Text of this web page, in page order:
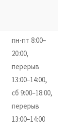
пн-пт 8:00–
20:00,
перерыв
13:00–14:00,
сб 9:00–18:00,
перерыв
13:00–14:00